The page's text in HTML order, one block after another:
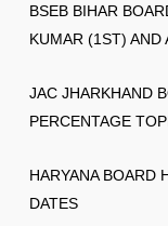
BSEB BIHAR
KUMAR (1ST) AND
JAC JHARKHAND
PERCENTAGE
HARYANA BOARD
DATES